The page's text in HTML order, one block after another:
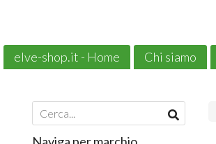
elve-shop.it - Home Chi siamo